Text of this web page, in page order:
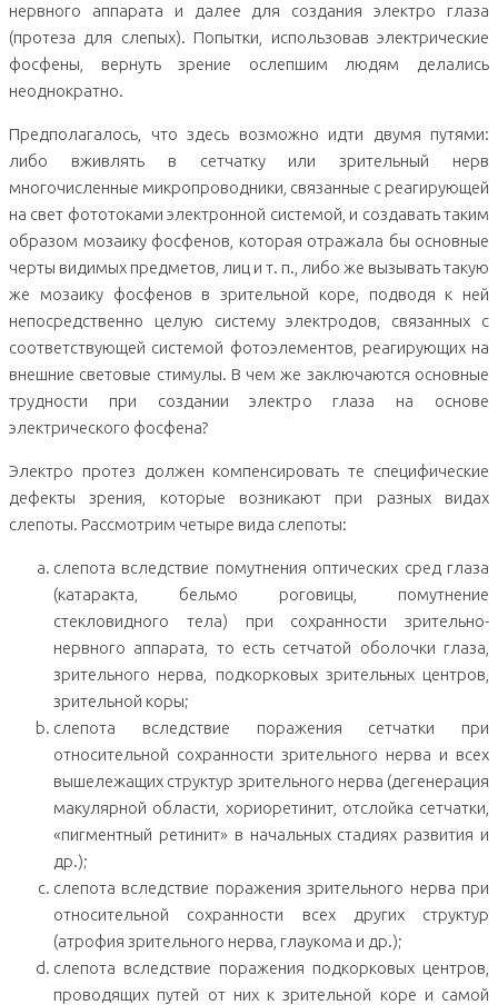
нервного аппарата и далее для создания электро глаза
(протеза для слепых). Попытки, использовав электрические
фосфены, вернуть зрение ослепшим людям делались
неоднократно.
Предполагалось, что здесь возможно идти двумя путями:
либо вживлять в сетчатку или зрительный нерв
многочисленные микропроводники, связанные с реагирующей
на свет фототоками электронной системой, и создавать таким
образом мозаику фосфенов, которая отражала бы основные
черты видимых предметов, лиц и т. п., либо же вызывать такую
же мозаику фосфенов в зрительной коре, подводя к ней
непосредственно целую систему электродов, связанных с
соответствующей системой фотоэлементов, реагирующих на
внешние световые стимулы. В чем же заключаются основные
трудности при создании электро глаза на основе
электрического фосфена?
Электро протез должен компенсировать те специфические
дефекты зрения, которые возникают при разных видах
слепоты. Рассмотрим четыре вида слепоты:
слепота вследствие помутнения оптических сред глаза
(катаракта, бельмо роговицы, помутнение
стекловидного тела) при сохранности зрительно-
нервного аппарата, то есть сетчатой оболочки глаза,
зрительного нерва, подкорковых зрительных центров,
зрительной коры;
слепота вследствие поражения сетчатки при
относительной сохранности зрительного нерва и всех
вышележащих структур зрительного нерва (дегенерация
макулярной области, хориоретинит, отслойка сетчатки,
«пигментный ретинит» в начальных стадиях развития и
др.);
слепота вследствие поражения зрительного нерва при
относительной сохранности всех других структур
(атрофия зрительного нерва, глаукома и др.);
слепота вследствие поражения подкорковых центров,
проводящих путей от них к зрительной коре и самой